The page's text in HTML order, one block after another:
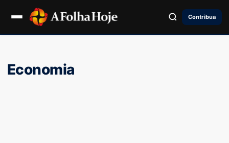
Contribua
Economia